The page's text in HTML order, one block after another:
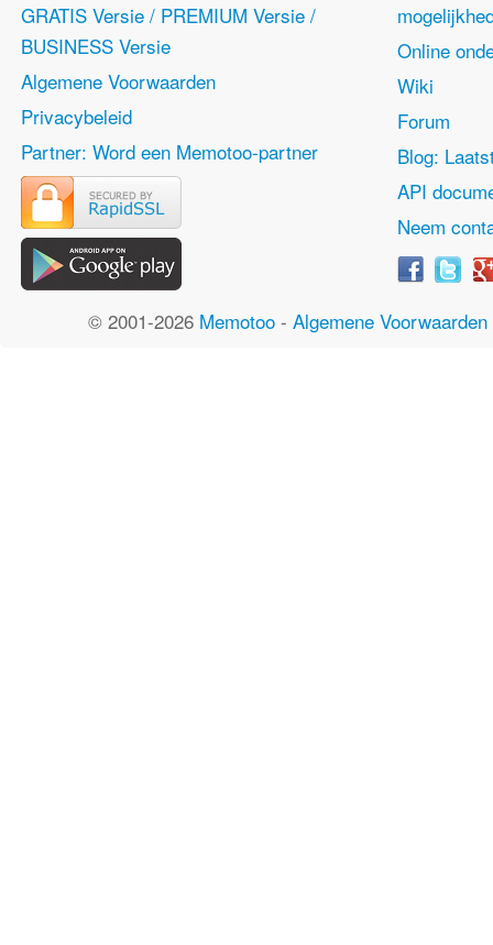
GRATIS Versie / PREMIUM Versie /
BUSINESS Versie
Algemene Voorwaarden
Privacybeleid
Partner: Word een Memotoo-partner
Online
Wiki
Forum
Blog:
API
Neem
© 2001-2026 Memotoo - Algemene Voorwaarden